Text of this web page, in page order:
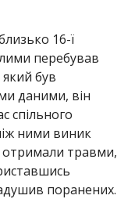
16-ї
перебував
був
даними, він
спільного
ними виник
отримали травми,
поранених.